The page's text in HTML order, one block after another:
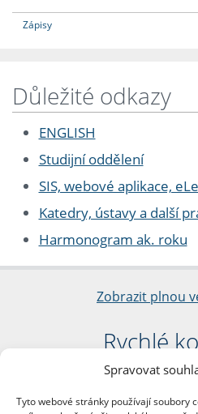
Spravovat
Tyto webové stránky používají soubory
Zápisy
Důležité odkazy
ENGLISH
Studijní oddělení
SIS, webové aplikace,
Katedry, ústavy a další
Harmonogram ak. roku
Zobrazit plnou
Rychlé
Filozofická
nám. Jana